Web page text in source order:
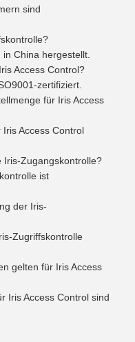
sind
China hergestellt.
Access Control?
zertifiziert.
für Iris Access
Access Control
Iris-Zugangskontrolle?
ist
der Iris-
Zugriffskontrolle
gelten für Iris Access
Iris Access Control sind